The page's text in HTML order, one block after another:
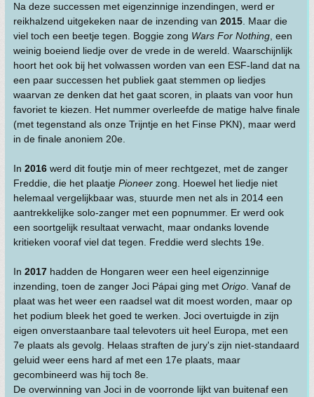
Na deze successen met eigenzinnige inzendingen, werd er
reikhalzend uitgekeken naar de inzending van 2015 . Maar die
viel toch een beetje tegen. Boggie zong Wars For Nothing , een
weinig boeiend liedje over de vrede in de wereld. Waarschijnlijk
hoort het ook bij het volwassen worden van een ESF-land dat na
een paar successen het publiek gaat stemmen op liedjes
waarvan ze denken dat het gaat scoren, in plaats van voor hun
favoriet te kiezen. Het nummer overleefde de matige halve finale
(met tegenstand als onze Trijntje en het Finse PKN), maar werd
in de finale anoniem 20e.
In 2016 werd dit foutje min of meer rechtgezet, met de zanger
Freddie, die het plaatje Pioneer zong. Hoewel het liedje niet
helemaal vergelijkbaar was, stuurde men net als in 2014 een
aantrekkelijke solo-zanger met een popnummer. Er werd ook
een soortgelijk resultaat verwacht, maar ondanks lovende
kritieken vooraf viel dat tegen. Freddie werd slechts 19e.
In 2017 hadden de Hongaren weer een heel eigenzinnige
inzending, toen de zanger Joci Pápai ging met Origo . Vanaf de
plaat was het weer een raadsel wat dit moest worden, maar op
het podium bleek het goed te werken. Joci overtuigde in zijn
eigen onverstaanbare taal televoters uit heel Europa, met een
7e plaats als gevolg. Helaas straften de jury's zijn niet-standaard
geluid weer eens hard af met een 17e plaats, maar
gecombineerd was hij toch 8e.
De overwinning van Joci in de voorronde lijkt van buitenaf een